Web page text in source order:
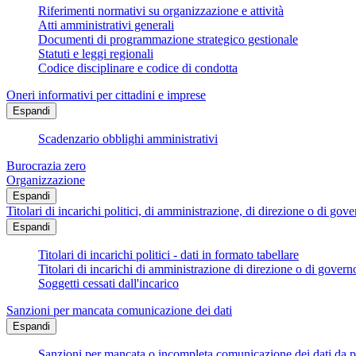
Riferimenti normativi su organizzazione e attività
Atti amministrativi generali
Documenti di programmazione strategico gestionale
Statuti e leggi regionali
Codice disciplinare e codice di condotta
Oneri informativi per cittadini e imprese
Espandi
Scadenzario obblighi amministrativi
Burocrazia zero
Organizzazione
Espandi
Titolari di incarichi politici, di amministrazione, di direzione o di
Espandi
Titolari di incarichi politici - dati in formato tabellare
Titolari di incarichi di amministrazione di direzione o di
Soggetti cessati dall'incarico
Sanzioni per mancata comunicazione dei dati
Espandi